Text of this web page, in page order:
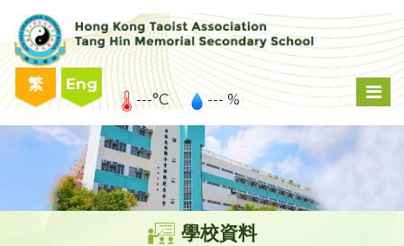
繁 Eng
---°C --- %
學校資料